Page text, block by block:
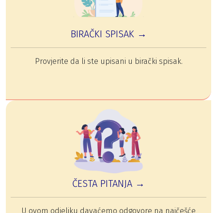
BIRAČKI SPISAK →
Provjerite da li ste upisani u birački spisak.
ČESTA PITANJA →
U ovom odjeljku davaćemo odgovore na najčešće